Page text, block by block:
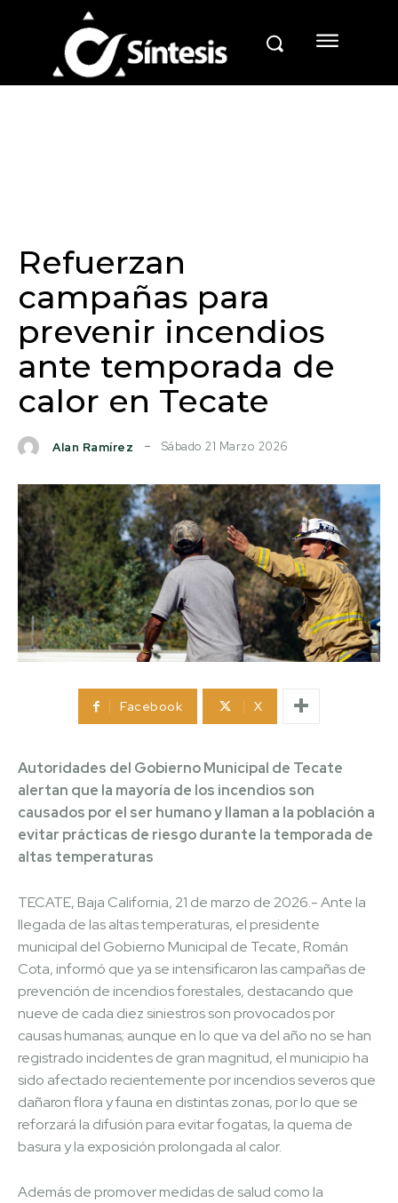
Refuerzan
campañas para
prevenir incendios
ante temporada de
calor en Tecate
Alan Ramírez Sábado 21 Marzo 2026
Facebook X
Autoridades del Gobierno Municipal de Tecate
alertan que la mayoría de los incendios son
causados por el ser humano y llaman a la población a
evitar prácticas de riesgo durante la temporada de
altas temperaturas
TECATE, Baja California, 21 de marzo de 2026.- Ante la
llegada de las altas temperaturas, el presidente
municipal del Gobierno Municipal de Tecate, Román
Cota, informó que ya se intensificaron las campañas de
prevención de incendios forestales, destacando que
nueve de cada diez siniestros son provocados por
causas humanas; aunque en lo que va del año no se han
registrado incidentes de gran magnitud, el municipio ha
sido afectado recientemente por incendios severos que
dañaron flora y fauna en distintas zonas, por lo que se
reforzará la difusión para evitar fogatas, la quema de
basura y la exposición prolongada al calor.
Además de promover medidas de salud como la